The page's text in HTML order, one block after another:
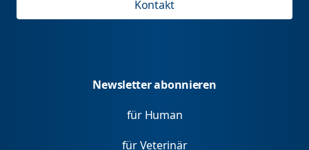
Kontakt
Newsletter abonnieren
für Human
für Veterinär